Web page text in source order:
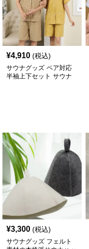
¥4,910 (税込)
サウナグッズ ペア対応
半袖上下セット サウナ
¥3,300 (税込)
サウナグッズ フェルト